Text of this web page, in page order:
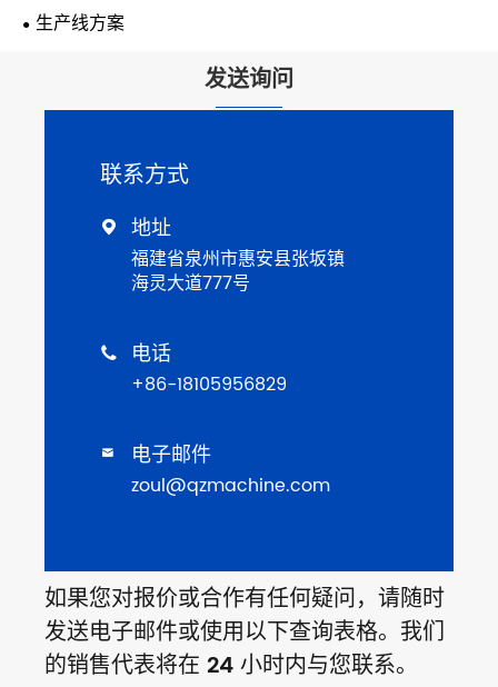
生产线方案
发送询问
联系方式
 地址
福建省泉州市惠安县张坂镇
海灵大道777号
 电话
+86-18105956829
 电子邮件
zoul@qzmachine.com
如果您对报价或合作有任何疑问，请随时
发送电子邮件或使用以下查询表格。我们
的销售代表将在 24 小时内与您联系。